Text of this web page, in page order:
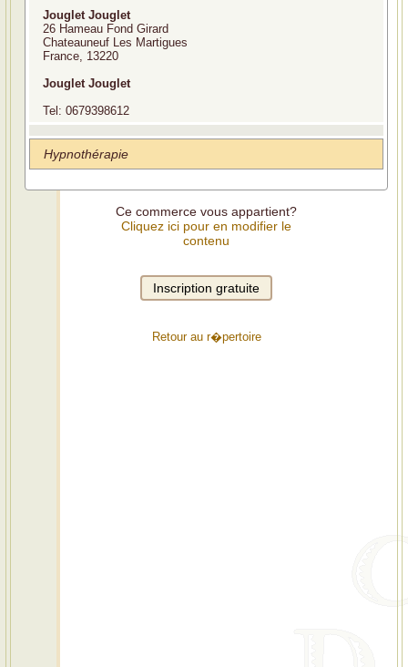
Jouglet Jouglet
26 Hameau Fond Girard
Chateauneuf Les Martigues
France, 13220
Jouglet Jouglet
Tel: 0679398612
Hypnothérapie
Ce commerce vous appartient?
Cliquez ici pour en modifier le
contenu
Retour au r�pertoire